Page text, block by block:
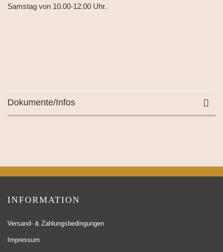
Samstag von 10.00-12.00 Uhr.
Dokumente/Infos
INFORMATION
Versand- & Zahlungsbedingungen
Impressum